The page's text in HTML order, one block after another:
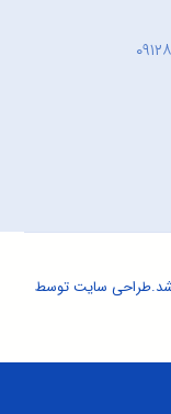
طراحی سایتتوسط